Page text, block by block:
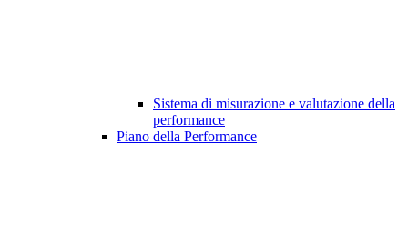
Sistema di misurazione e valutazione della
performance
Piano della Performance